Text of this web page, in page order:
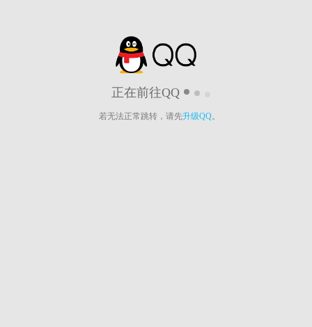
正在前往QQ
若无法正常跳转，请先升级QQ。